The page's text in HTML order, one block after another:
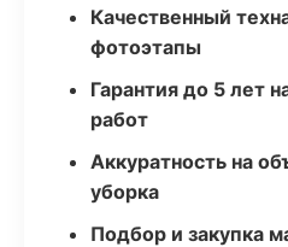
Качественный
фотоэтапы
Гарантия до 5 лет
работ
Аккуратность на
уборка
Подбор и закупка